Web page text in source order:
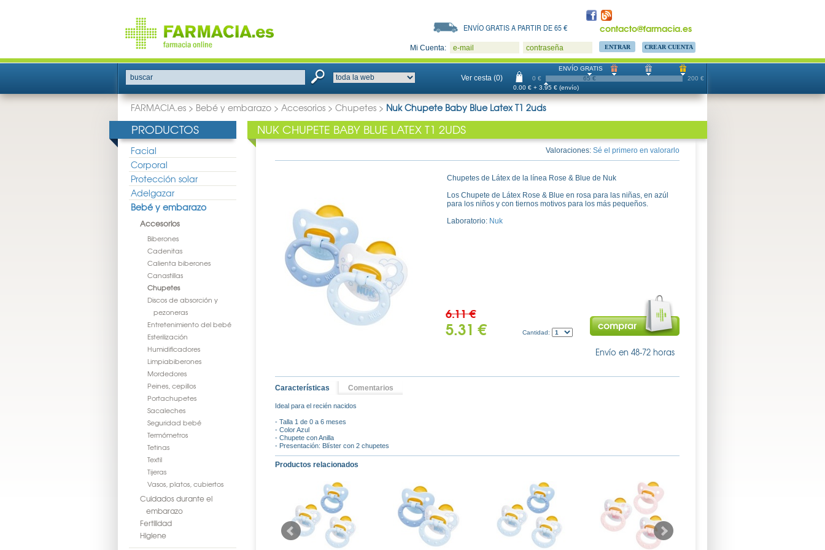
contacto@farmacia.es
ENVÍO GRATIS A PARTIR DE 65 €
Mi Cuenta: e-mail contraseña CREAR CUENTA
buscar Ver cesta (0) 0 € 200 €
ENVÍO GRATIS
65 €
0.00 € + 3.95 € (envío)
FARMACIA.es > Bebé y embarazo > Accesorios > Chupetes > Nuk Chupete Baby Blue Latex T1 2uds
PRODUCTOS
Facial
Corporal
Protección solar
Adelgazar
Bebé y embarazo
Accesorios
Biberones
Cadenitas
Calienta biberones
Canastillas
Chupetes
Discos de absorción y
pezoneras
Entretenimiento del bebé
Esterilización
Humidificadores
Limpiabiberones
Mordedores
Peines, cepillos
Portachupetes
Sacaleches
Seguridad bebé
Termómetros
Tetinas
Textil
Tijeras
Vasos, platos, cubiertos
Cuidados durante el
embarazo
Fertilidad
Higiene
NUK CHUPETE BABY BLUE LATEX T1 2UDS
Valoraciones: Sé el primero en valorarlo
Chupetes de Látex de la línea Rose & Blue de Nuk
Los Chupete de Látex Rose & Blue en rosa para las niñas, en azúl
para los niños y con tiernos motivos para los más pequeños.
Laboratorio: Nuk
6.11 €
5.31 € Cantidad:
Envío en 48-72 horas
Características Comentarios
Ideal para el recién nacidos
- Talla 1 de 0 a 6 meses
- Color Azul
- Chupete con Anilla
- Presentación: Blíster con 2 chupetes
Productos relacionados